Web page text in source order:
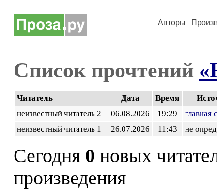
Авторы
Список прочтений
Читатель Дата Время
неизвестный читатель 2
06.08.2026 19:29
главная
неизвестный читатель 1
26.07.2026 11:43 не
Сегодня 0 новых
произведения